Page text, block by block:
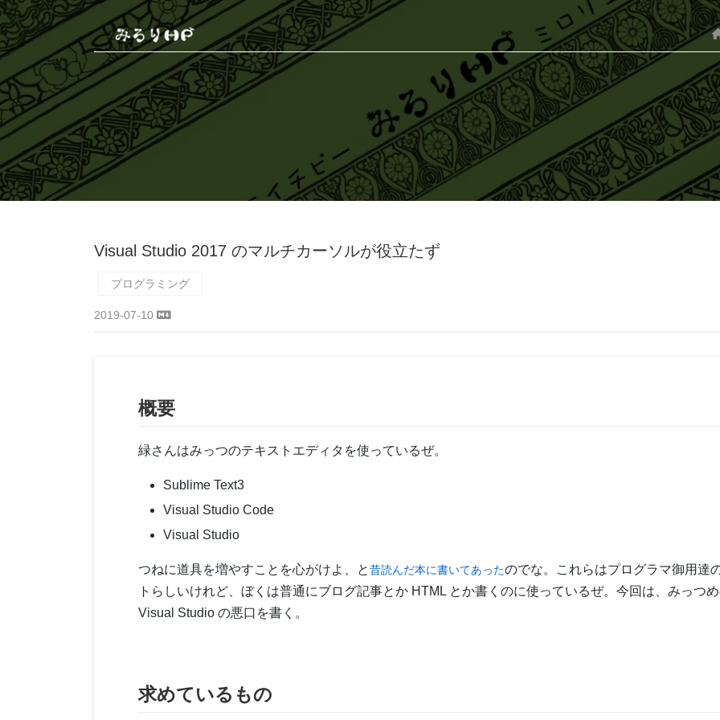
Visual Studio 2017 のマルチカーソルが役立たず
プログラミング
2019-07-10
概要
緑さんはみっつのテキストエディタを使っているぜ。
Sublime Text3
Visual Studio Code
Visual Studio
つねに道具を増やすことを心がけよ、と昔読んだ本に書いてあったのでな。これらはプログラマ御用達
トらしいけれど、ぼくは普通にブログ記事とか HTML とか書くのに使っているぜ。今回は、みっつ
Visual Studio の悪口を書く。
求めているもの